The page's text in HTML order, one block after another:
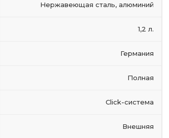
Нержавеющая сталь, алюминий
1,2 л.
Германия
Полная
Click-система
Внешняя